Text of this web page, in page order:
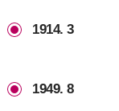
1914. 3
1949. 8